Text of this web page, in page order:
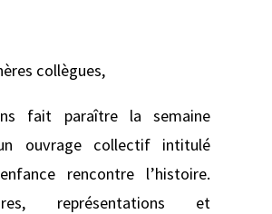
collègues,
fait paraître la semaine
ouvrage collectif intitulé
rencontre l’histoire.
représentations et